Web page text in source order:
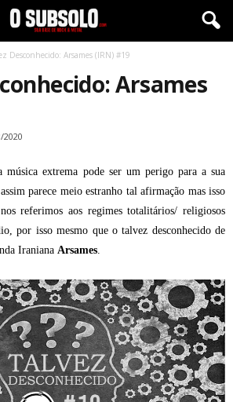
Desconhecido: Arsames (IRN) #19
Arsames
2020
extrema pode ser um perigo para a sua
parece meio estranho tal afirmação mas isso
referimos aos regimes totalitários/ religiosos
por isso mesmo que o talvez desconhecido de
Iraniana Arsames.